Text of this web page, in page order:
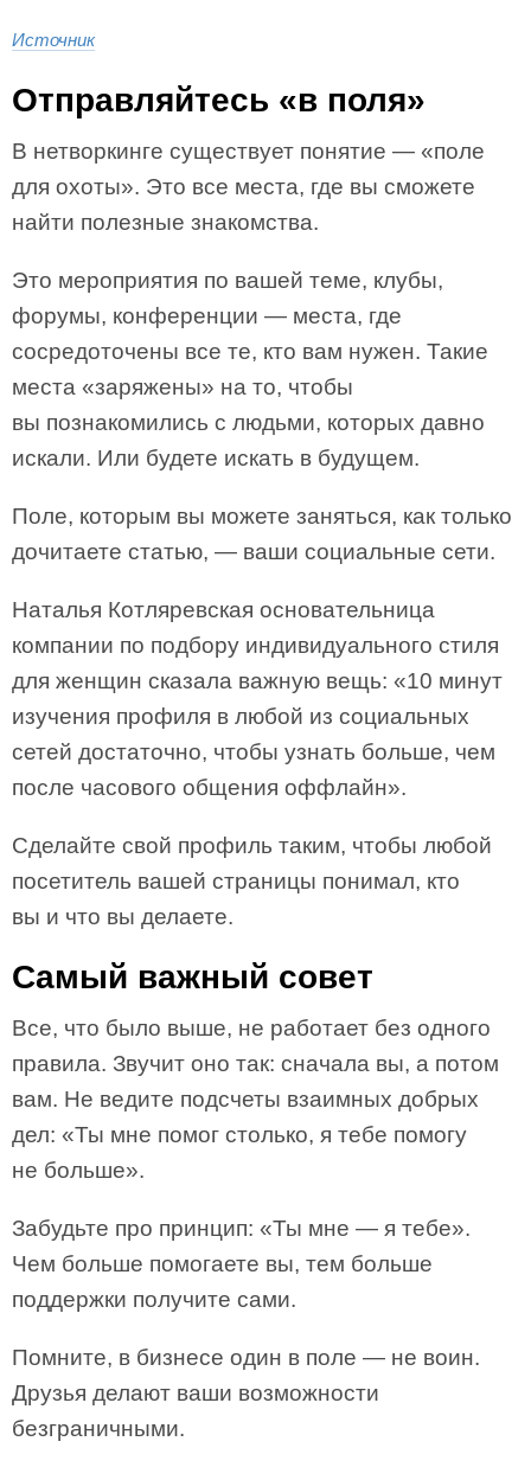
Источник
Отправляйтесь «в поля»
В нетворкинге существует понятие — «поле
для охоты». Это все места, где вы сможете
найти полезные знакомства.
Это мероприятия по вашей теме, клубы,
форумы, конференции — места, где
сосредоточены все те, кто вам нужен. Такие
места «заряжены» на то, чтобы
вы познакомились с людьми, которых давно
искали. Или будете искать в будущем.
Поле, которым вы можете заняться, как только
дочитаете статью, — ваши социальные сети.
Наталья Котляревская основательница
компании по подбору индивидуального стиля
для женщин сказала важную вещь: «10 минут
изучения профиля в любой из социальных
сетей достаточно, чтобы узнать больше, чем
после часового общения оффлайн».
Сделайте свой профиль таким, чтобы любой
посетитель вашей страницы понимал, кто
вы и что вы делаете.
Самый важный совет
Все, что было выше, не работает без одного
правила. Звучит оно так: сначала вы, а потом
вам. Не ведите подсчеты взаимных добрых
дел: «Ты мне помог столько, я тебе помогу
не больше».
Забудьте про принцип: «Ты мне — я тебе».
Чем больше помогаете вы, тем больше
поддержки получите сами.
Помните, в бизнесе один в поле — не воин.
Друзья делают ваши возможности
безграничными.